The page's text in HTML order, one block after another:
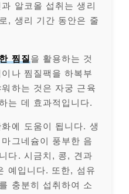
알코올 섭취는 생리
, 생리 기간 동안은 줄
찜질 을 활용하는 것
나 찜질팩을 하복부
하는 것은 자궁 근육
는 데 효과적입니다.
에 도움이 됩니다. 생
그네슘이 풍부한 음
다. 시금치, 콩, 견과
예입니다. 또한, 섬유
충분히 섭취하여 소